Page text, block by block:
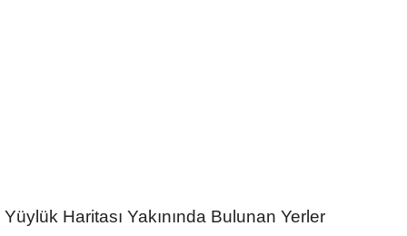
Yüylük Haritası Yakınında Bulunan Yerler